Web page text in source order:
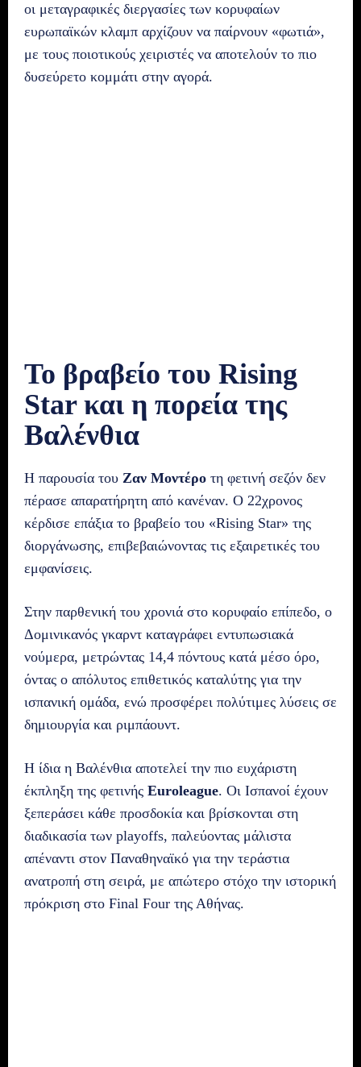
οι μεταγραφικές διεργασίες των κορυφαίων
ευρωπαϊκών κλαμπ αρχίζουν να παίρνουν «φωτιά»,
με τους ποιοτικούς χειριστές να αποτελούν το πιο
δυσεύρετο κομμάτι στην αγορά.
Το βραβείο του Rising
Star και η πορεία της
Βαλένθια
Η παρουσία του Ζαν Μοντέρο τη φετινή σεζόν δεν
πέρασε απαρατήρητη από κανέναν. Ο 22χρονος
κέρδισε επάξια το βραβείο του «Rising Star» της
διοργάνωσης, επιβεβαιώνοντας τις εξαιρετικές του
εμφανίσεις.
Στην παρθενική του χρονιά στο κορυφαίο επίπεδο, ο
Δομινικανός γκαρντ καταγράφει εντυπωσιακά
νούμερα, μετρώντας 14,4 πόντους κατά μέσο όρο,
όντας ο απόλυτος επιθετικός καταλύτης για την
ισπανική ομάδα, ενώ προσφέρει πολύτιμες λύσεις σε
δημιουργία και ριμπάουντ.
Η ίδια η Βαλένθια αποτελεί την πιο ευχάριστη
έκπληξη της φετινής Euroleague. Οι Ισπανοί έχουν
ξεπεράσει κάθε προσδοκία και βρίσκονται στη
διαδικασία των playoffs, παλεύοντας μάλιστα
απέναντι στον Παναθηναϊκό για την τεράστια
ανατροπή στη σειρά, με απώτερο στόχο την ιστορική
πρόκριση στο Final Four της Αθήνας.